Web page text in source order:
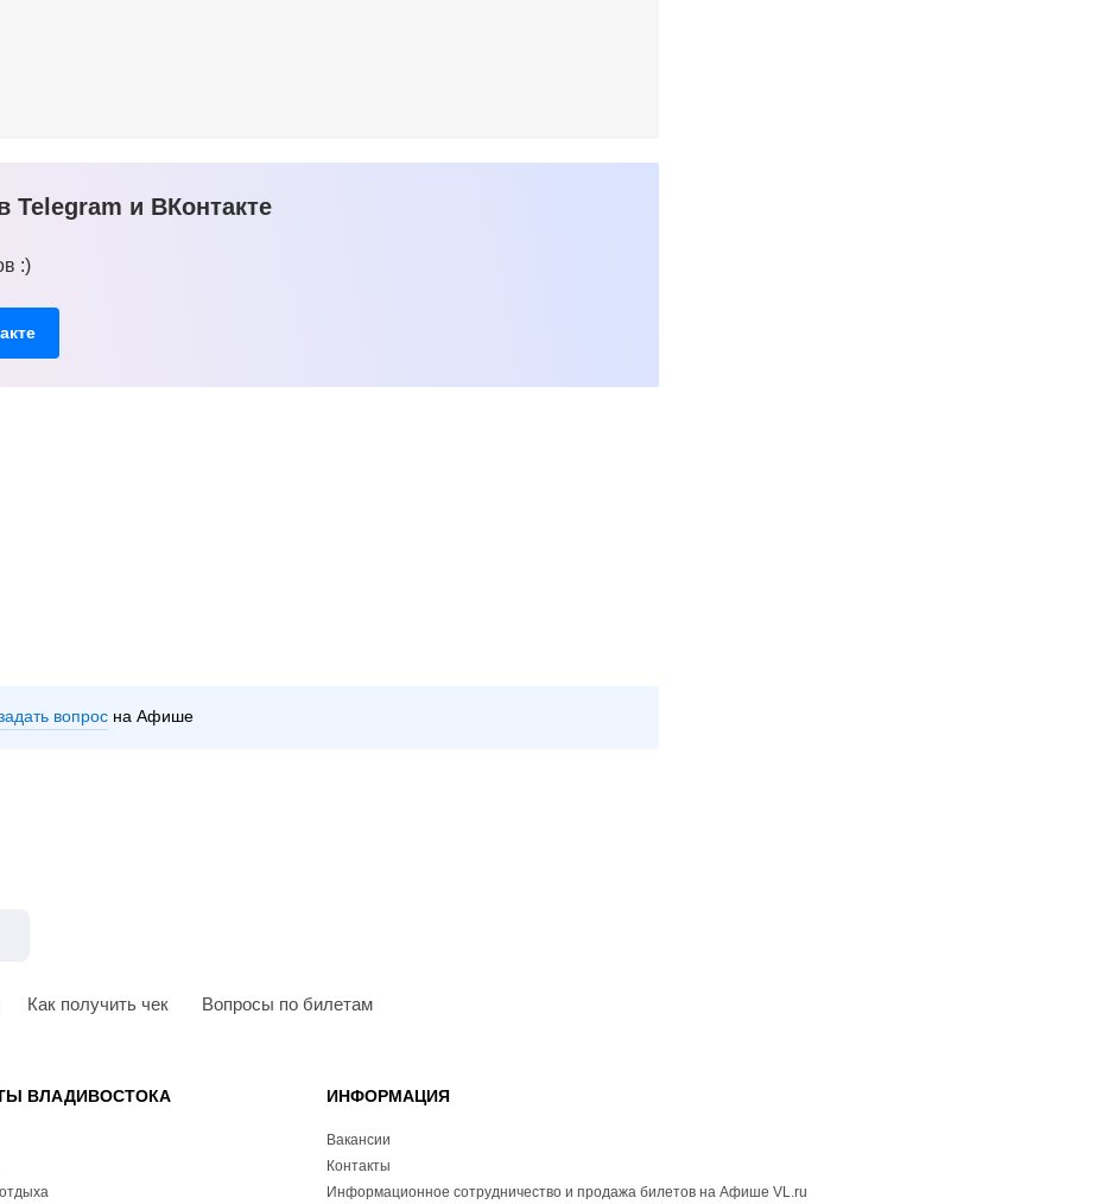
и ВКонтакте
:)
вопрос на Афише
Как получить чек Вопросы по билетам
ВЛАДИВОСТОКА ИНФОРМАЦИЯ
Вакансии
Контакты
Информационное сотрудничество и продажа билетов на Афише VL.ru